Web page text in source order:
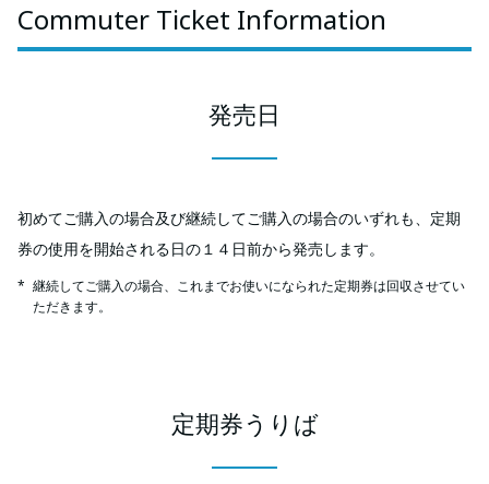
Commuter Ticket Information
発売日
初めてご購入の場合及び継続してご購入の場合のいずれも、定期
券の使用を開始される日の１４日前から発売します。
継続してご購入の場合、これまでお使いになられた定期券は回収させてい
ただきます。
定期券うりば